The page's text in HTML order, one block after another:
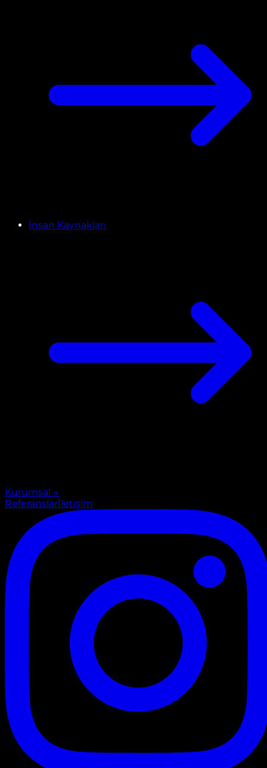
İnsan Kaynakları
Kurumsal →
Referanslarİletişim